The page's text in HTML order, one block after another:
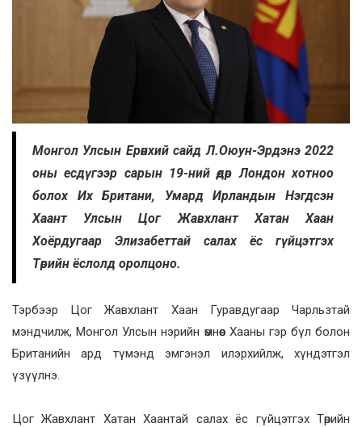
Монгол Улсын Ерөнхий сайд Л.Оюун-Эрдэнэ 2022
оны есдүгээр сарын 19-ний өдөр Лондон хотноо
болох Их Британи, Умард Ирландын Нэгдсэн
Хаант Улсын Цог Жавхлант Хатан Хаан
Хоёрдугаар Элизабеттай салах ёс гүйцэтгэх
Төрийн ёслолд оролцоно.
Тэрбээр Цог Жавхлант Хаан Гуравдугаар Чарльзтай
мэндчилж, Монгол Улсын нэрийн өмнөөс Хааны гэр бүл болон
Британийн ард түмэнд эмгэнэл илэрхийлж, хүндэтгэл
үзүүлнэ.
Цог Жавхлант Хатан Хаантай салах ёс гүйцэтгэх Төрийн